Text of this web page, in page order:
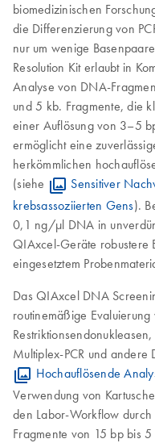
biomedizinischen
die Differenzierung von
nur um wenige
Resolution Kit erlaubt in
Analyse von DNA-
und 5 kb. Fragmente, die
einer Auflösung von 3–5
ermöglicht eine
herkömmlichen
(siehe
Sensitiver
krebsassoziierten Gens).
0,1 ng/µl DNA in
QIAxcel-Geräte robustere
eingesetztem
Das QIAxcel DNA
routinemäßige
Multiplex-PCR und
Hochauflösende
Verwendung von
den Labor-Workflow
Fragmente von 15 bp bis